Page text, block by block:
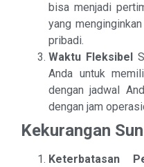
bisa menjadi
yang
pribadi.
Waktu Fleksibel
Anda untuk
dengan jadwal
dengan jam
Kekurangan
Keterbatasan